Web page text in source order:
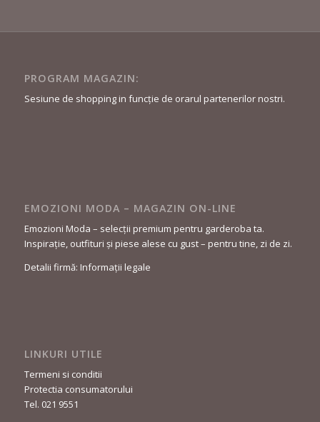
PROGRAM MAGAZIN:
Sesiune de shopping in funcție de orarul partenerilor nostri.
EMOZIONI MODA – MAGAZIN ON-LINE
Emozioni Moda – selecții premium pentru garderoba ta.
Inspirație, outfituri și piese alese cu gust – pentru tine, zi de zi.
Detalii firmă: Informații legale
LINKURI UTILE
Termeni si conditii
Protectia consumatorului
Tel. 021 9551